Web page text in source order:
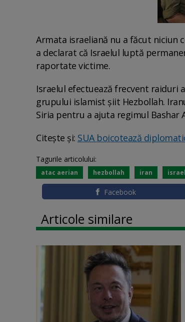
Armata israeliană nu a făcut
a declarat că Israelul luptă
raportate victime.
Israelul efectuează frecvent raiduri
grupului islamist şiit Hezbollah.
Siria pentru a ajuta regimul
Citește și: SUA boicotează
Tagurile articolului:
atac aerian hezbollah iran israel
Facebook
Articole similare